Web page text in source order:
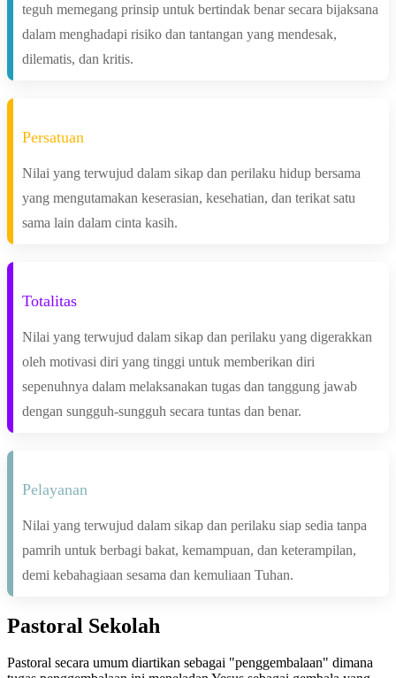
teguh memegang prinsip untuk bertindak benar secara bijaksana
dalam menghadapi risiko dan tantangan yang mendesak,
dilematis, dan kritis.
Persatuan
Nilai yang terwujud dalam sikap dan perilaku hidup bersama
yang mengutamakan keserasian, kesehatian, dan terikat satu
sama lain dalam cinta kasih.
Totalitas
Nilai yang terwujud dalam sikap dan perilaku yang digerakkan
oleh motivasi diri yang tinggi untuk memberikan diri
sepenuhnya dalam melaksanakan tugas dan tanggung jawab
dengan sungguh-sungguh secara tuntas dan benar.
Pelayanan
Nilai yang terwujud dalam sikap dan perilaku siap sedia tanpa
pamrih untuk berbagi bakat, kemampuan, dan keterampilan,
demi kebahagiaan sesama dan kemuliaan Tuhan.
Pastoral Sekolah
Pastoral secara umum diartikan sebagai "penggembalaan" dimana